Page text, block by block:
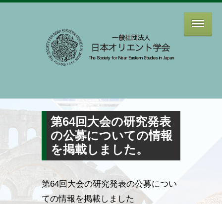
第64回大会の研究発表
の公募についての情報
を掲載しました。
第64回大会の研究発表の公募につい
ての情報を掲載しました